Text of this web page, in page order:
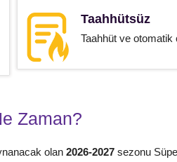
Taahhütsüz
Taahhüt ve otomatik
Zaman?
olan 2026-2027 sezonu